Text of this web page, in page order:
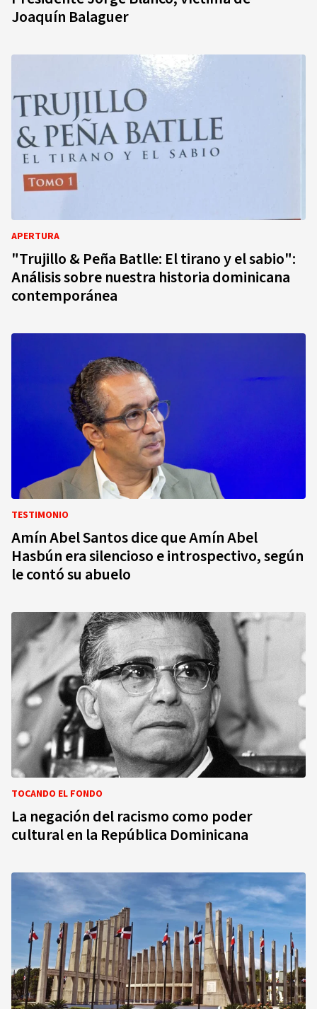
Joaquín Balaguer
APERTURA
"Trujillo & Peña Batlle: El tirano y el sabio":
Análisis sobre nuestra historia dominicana
contemporánea
TESTIMONIO
Amín Abel Santos dice que Amín Abel
Hasbún era silencioso e introspectivo, según
le contó su abuelo
TOCANDO EL FONDO
La negación del racismo como poder
cultural en la República Dominicana